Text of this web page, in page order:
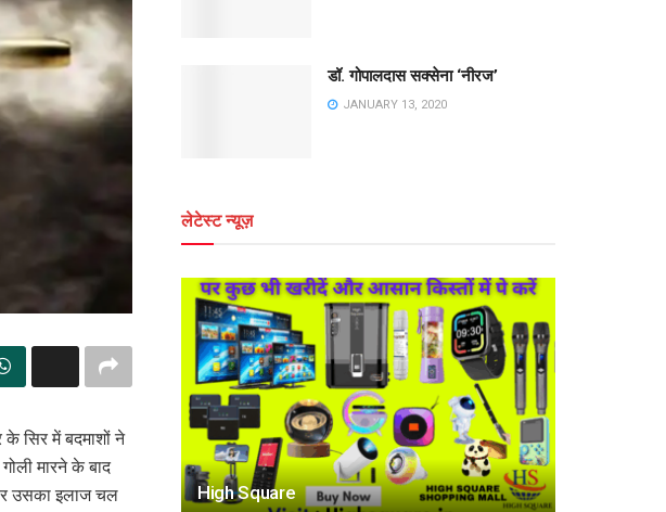
के सिर में बदमाशों ने
मारने के बाद
उसका इलाज चल
डॉ. गोपालदास सक्सेना ‘नीरज’
JANUARY 13, 2020
लेटेस्ट न्यूज़
High Square